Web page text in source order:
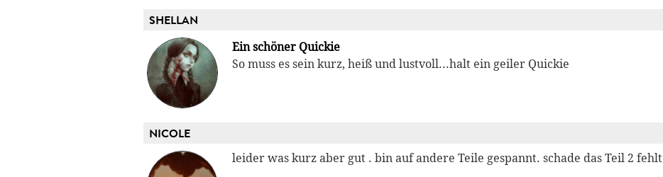
SHELLAN
Ein schöner Quickie
So muss es sein kurz, heiß und lustvoll...halt ein geiler Quickie
NICOLE
leider was kurz aber gut . bin auf andere Teile gespannt. schade das Teil 2 fehlt